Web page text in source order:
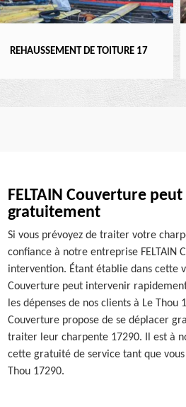
REHAUSSEMENT DE TOITURE 17
FELTAIN Couverture
gratuitement
Si vous prévoyez de traiter votre
confiance à notre entreprise FELTAIN
intervention. Étant établie dans cette
Couverture peut intervenir
les dépenses de nos clients à Le Thou
Couverture propose de se déplacer
traiter leur charpente 17290. Il est à
cette gratuité de service tant que
Thou 17290.